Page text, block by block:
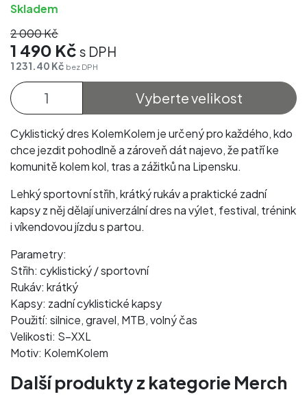
Skladem
2 000 Kč
1 490 Kč s DPH
1 231.40 Kč bez DPH
Vyberte velikost
Cyklistický dres KolemKolem je určený pro každého, kdo
chce jezdit pohodlně a zároveň dát najevo, že patří ke
komunitě kolem kol, tras a zážitků na Lipensku.
Lehký sportovní střih, krátký rukáv a praktické zadní
kapsy z něj dělají univerzální dres na výlet, festival, trénink
i víkendovou jízdu s partou.
Parametry:
Střih: cyklistický / sportovní
Rukáv: krátký
Kapsy: zadní cyklistické kapsy
Použití: silnice, gravel, MTB, volný čas
Velikosti: S–XXL
Motiv: KolemKolem
Další produkty z kategorie Merch